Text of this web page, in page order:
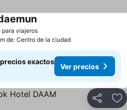
viajeros
de: Centro de la ciudad
exactos
Ver precios
Compartir